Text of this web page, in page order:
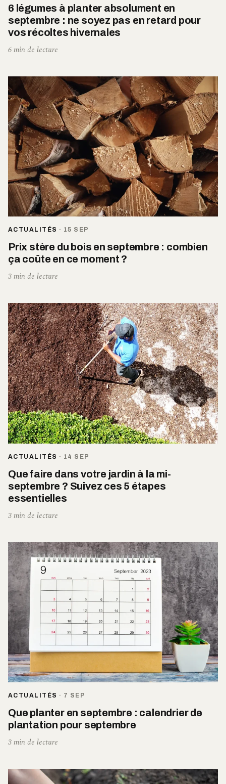
6 légumes à planter absolument en
septembre : ne soyez pas en retard pour
vos récoltes hivernales
6 min de lecture
ACTUALITÉS · 15 SEP
Prix stère du bois en septembre : combien
ça coûte en ce moment ?
3 min de lecture
ACTUALITÉS · 14 SEP
Que faire dans votre jardin à la mi-
septembre ? Suivez ces 5 étapes
essentielles
3 min de lecture
ACTUALITÉS · 7 SEP
Que planter en septembre : calendrier de
plantation pour septembre
3 min de lecture